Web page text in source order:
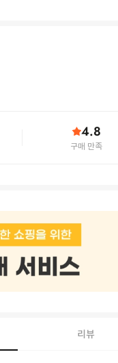
4.8
구매 만족
리뷰